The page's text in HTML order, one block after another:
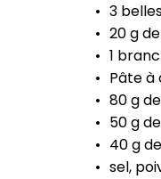
3
20 g
1
Pâte à
80 g
50 g
40 g
sel,